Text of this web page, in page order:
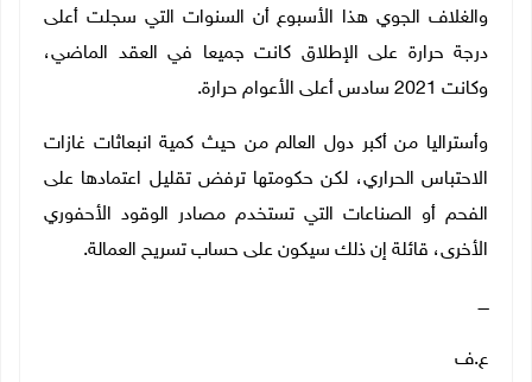
والغلاف الجوي هذا الأسبوع أن السنوات التي سجلت أعلى
درجة حرارة على الإطلاق كانت جميعا في العقد الماضي،
وكانت 2021 سادس أعلى الأعوام حرارة.
وأستراليا من أكبر دول العالم من حيث كمية انبعاثات غازات
الاحتباس الحراري، لكن حكومتها ترفض تقليل اعتمادها على
الفحم أو الصناعات التي تستخدم مصادر الوقود الأحفوري
الأخرى، قائلة إن ذلك سيكون على حساب تسريح العمالة.
ــــ
ع.ف